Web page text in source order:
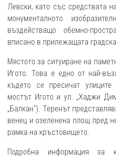
Левски, като със средствата
монументалното
въздействащо обемно-
вписано в прилежащата
Мястото за ситуиране на
Игото. Това е едно от най-
където се пресичат улиците
мостът Игото и ул. „Хаджи
„Балкан“). Теренът
венец и озеленена площ пред
рамка на кръстовището.
Подробна информация за